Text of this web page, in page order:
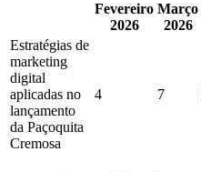
Fevereiro
2026
Março
2026
Estratégias de
marketing
digital
aplicadas no
lançamento
da Paçoquita
Cremosa
4 7